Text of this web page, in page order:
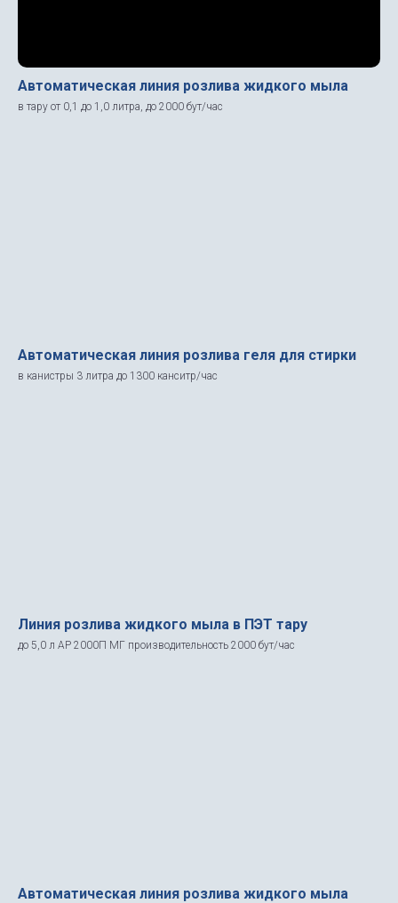
Автоматическая линия розлива жидкого мыла
в тару от 0,1 до 1,0 литра, до 2000 бут/час
Автоматическая линия розлива геля для стирки
в канистры 3 литра до 1300 канситр/час
Линия розлива жидкого мыла в ПЭТ тару
до 5,0 л АР 2000П МГ производительность 2000 бут/час
Автоматическая линия розлива жидкого мыла